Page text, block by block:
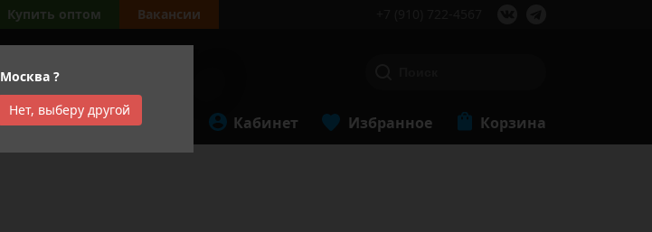
Москва ?
Нет, выберу другой
Купить оптом Вакансии
Кабинет Избранное Корзина